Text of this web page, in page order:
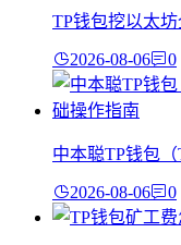
TP钱包挖以太
2026-08-06 0
中本聪TP钱包（
2026-08-06 0